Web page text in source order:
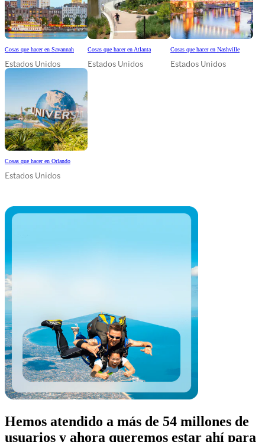
Cosas que hacer en Savannah
Estados Unidos
Cosas que hacer en Atlanta
Estados Unidos
Cosas que hacer en Nashville
Estados Unidos
Cosas que hacer en Orlando
Estados Unidos
Hemos atendido a más de 54 millones de
usuarios y ahora queremos estar ahí para